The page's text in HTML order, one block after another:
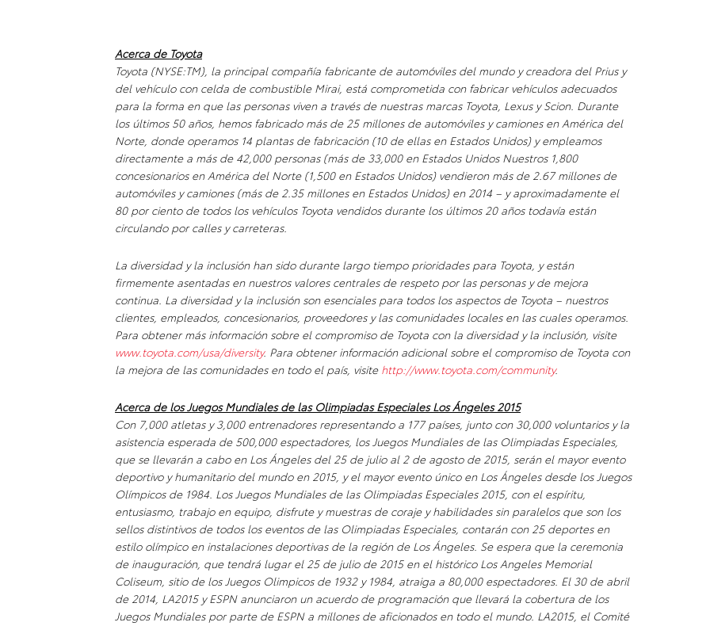
Acerca de Toyota
Toyota (NYSE:TM), la principal compañía fabricante de automóviles del mundo y creadora del Prius y
del vehículo con celda de combustible Mirai, está comprometida con fabricar vehículos adecuados
para la forma en que las personas viven a través de nuestras marcas Toyota, Lexus y Scion. Durante
los últimos 50 años, hemos fabricado más de 25 millones de automóviles y camiones en América del
Norte, donde operamos 14 plantas de fabricación (10 de ellas en Estados Unidos) y empleamos
directamente a más de 42,000 personas (más de 33,000 en Estados Unidos Nuestros 1,800
concesionarios en América del Norte (1,500 en Estados Unidos) vendieron más de 2.67 millones de
automóviles y camiones (más de 2.35 millones en Estados Unidos) en 2014 – y aproximadamente el
80 por ciento de todos los vehículos Toyota vendidos durante los últimos 20 años todavía están
circulando por calles y carreteras.
La diversidad y la inclusión han sido durante largo tiempo prioridades para Toyota, y están
firmemente asentadas en nuestros valores centrales de respeto por las personas y de mejora
continua. La diversidad y la inclusión son esenciales para todos los aspectos de Toyota – nuestros
clientes, empleados, concesionarios, proveedores y las comunidades locales en las cuales operamos.
Para obtener más información sobre el compromiso de Toyota con la diversidad y la inclusión, visite
www.toyota.com/usa/diversity. Para obtener información adicional sobre el compromiso de Toyota con
la mejora de las comunidades en todo el país, visite http://www.toyota.com/community.
Acerca de los Juegos Mundiales de las Olimpiadas Especiales Los Ángeles 2015
Con 7,000 atletas y 3,000 entrenadores representando a 177 países, junto con 30,000 voluntarios y la
asistencia esperada de 500,000 espectadores, los Juegos Mundiales de las Olimpiadas Especiales,
que se llevarán a cabo en Los Ángeles del 25 de julio al 2 de agosto de 2015, serán el mayor evento
deportivo y humanitario del mundo en 2015, y el mayor evento único en Los Ángeles desde los Juegos
Olímpicos de 1984. Los Juegos Mundiales de las Olimpiadas Especiales 2015, con el espíritu,
entusiasmo, trabajo en equipo, disfrute y muestras de coraje y habilidades sin paralelos que son los
sellos distintivos de todos los eventos de las Olimpiadas Especiales, contarán con 25 deportes en
estilo olímpico en instalaciones deportivas de la región de Los Ángeles. Se espera que la ceremonia
de inauguración, que tendrá lugar el 25 de julio de 2015 en el histórico Los Angeles Memorial
Coliseum, sitio de los Juegos Olimpicos de 1932 y 1984, atraiga a 80,000 espectadores. El 30 de abril
de 2014, LA2015 y ESPN anunciaron un acuerdo de programación que llevará la cobertura de los
Juegos Mundiales por parte de ESPN a millones de aficionados en todo el mundo. LA2015, el Comité